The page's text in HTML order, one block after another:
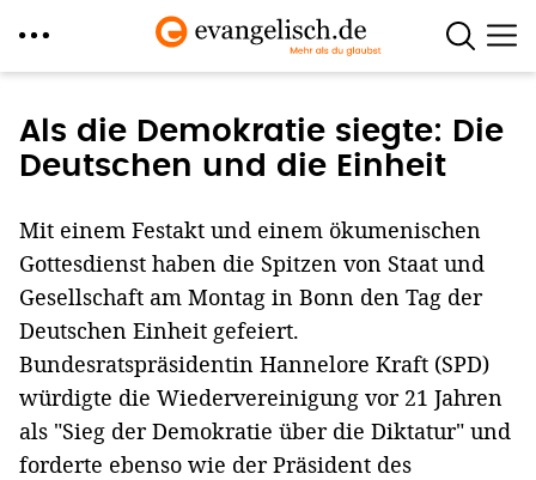
zum
Inhalt
Als die Demokratie siegte: Die
Deutschen und die Einheit
Mit einem Festakt und einem ökumenischen
Gottesdienst haben die Spitzen von Staat und
Gesellschaft am Montag in Bonn den Tag der
Deutschen Einheit gefeiert.
Bundesratspräsidentin Hannelore Kraft (SPD)
würdigte die Wiedervereinigung vor 21 Jahren
als "Sieg der Demokratie über die Diktatur" und
forderte ebenso wie der Präsident des